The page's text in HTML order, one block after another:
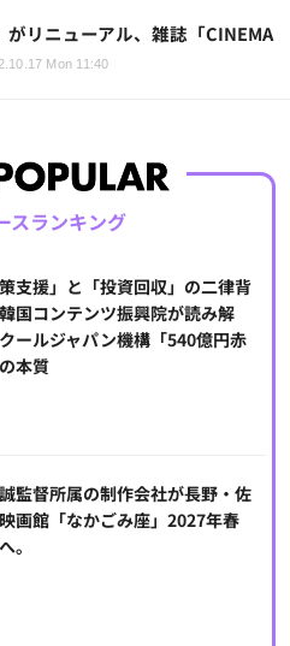
リニューアル、雑誌「CINEMA
Mon 11:40
スランキング
策支援」と「投資回収」の二律背
国コンテンツ振興院が読み解
ールジャパン機構「540億円赤
本質
監督所属の制作会社が長野・佐
画館「なかごみ座」2027年春
。